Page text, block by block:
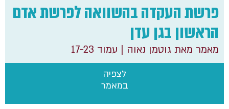
לצפיה
במאמר
פרשת העקדה בהשוואה לפרשת אדם
הראשון בגן עדן
מאמר מאת גוטמן נאוה | עמוד 17-23